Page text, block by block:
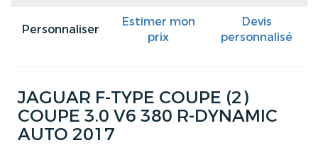
Personnaliser
Estimer mon
prix
Devis
personnalisé
JAGUAR F-TYPE COUPE (2)
COUPE 3.0 V6 380 R-DYNAMIC
AUTO 2017